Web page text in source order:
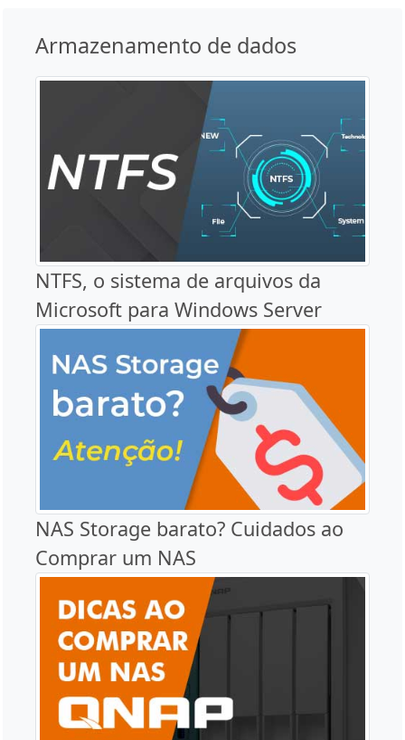
Armazenamento de dados
NTFS, o sistema de arquivos da
Microsoft para Windows Server
NAS Storage barato? Cuidados ao
Comprar um NAS